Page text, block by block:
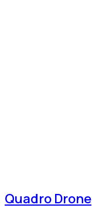
Quadro Drone